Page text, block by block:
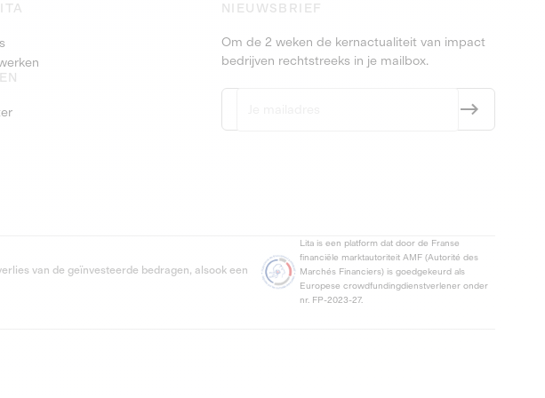
NIEUWSBRIEF
Om de 2 weken de kernactualiteit van impact
bedrijven rechtstreeks in je mailbox.
van de geïnvesteerde bedragen, alsook een
Lita is een platform dat door de Franse
financiële marktautoriteit AMF (Autorité des
Marchés Financiers) is goedgekeurd als
Europese crowdfundingdienstverlener onder
nr. FP-2023-27.